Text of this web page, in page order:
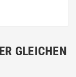
GLEICHEN